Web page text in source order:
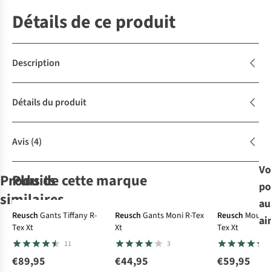
Détails de ce produit
Description
Détails du produit
Avis(4)
Produits
similaires
Kombi
Want La
Viviane
Kombi
La Cushy Down
Kalea AW Lady
Moufles Paola
Gore-Tex
Plus de cette marque
Reusch Gants Tiffany R-
Tex Xt
11
€89,95
Reusch Gants Moni R-Tex
Xt
3
€44,95
Reusch
Tex Xt
€59,95